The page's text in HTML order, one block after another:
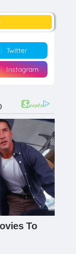
Twitter
Instagram